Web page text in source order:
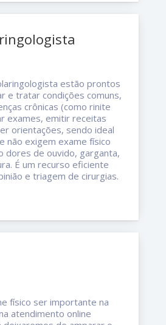
estão prontos
e tratar condições comuns,
crônicas (como rinite
exames, emitir receitas
orientações, sendo ideal
não exigem exame físico
dores de ouvido, garganta,
É um recurso eficiente
e triagem de cirurgias.
físico ser importante na
atendimento online